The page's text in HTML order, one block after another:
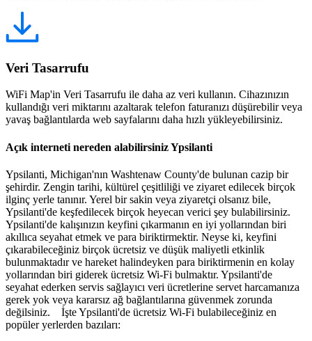
Veri Tasarrufu
WiFi Map'in Veri Tasarrufu ile daha az veri kullanın. Cihazınızın
kullandığı veri miktarını azaltarak telefon faturanızı düşürebilir veya
yavaş bağlantılarda web sayfalarını daha hızlı yükleyebilirsiniz.
Açık interneti nereden alabilirsiniz Ypsilanti
Ypsilanti, Michigan'nın Washtenaw County'de bulunan cazip bir
şehirdir. Zengin tarihi, kültürel çeşitliliği ve ziyaret edilecek birçok
ilginç yerle tanınır. Yerel bir sakin veya ziyaretçi olsanız bile,
Ypsilanti'de keşfedilecek birçok heyecan verici şey bulabilirsiniz.
Ypsilanti'de kalışınızın keyfini çıkarmanın en iyi yollarından biri
akıllıca seyahat etmek ve para biriktirmektir. Neyse ki, keyfini
çıkarabileceğiniz birçok ücretsiz ve düşük maliyetli etkinlik
bulunmaktadır ve hareket halindeyken para biriktirmenin en kolay
yollarından biri giderek ücretsiz Wi-Fi bulmaktır. Ypsilanti'de
seyahat ederken servis sağlayıcı veri ücretlerine servet harcamanıza
gerek yok veya kararsız ağ bağlantılarına güvenmek zorunda
değilsiniz. İşte Ypsilanti'de ücretsiz Wi-Fi bulabileceğiniz en
popüler yerlerden bazıları: